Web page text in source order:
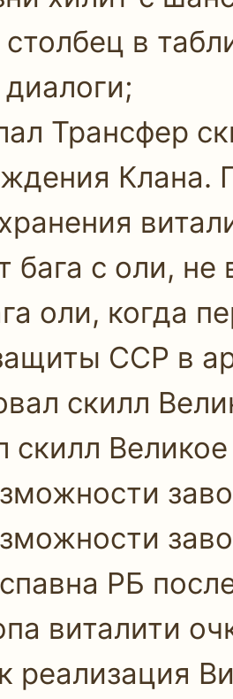
в
Трансфер
Клана.
бага с оли,
оли, когда
ССР в
скилл
скилл
РБ
виталити
реализация